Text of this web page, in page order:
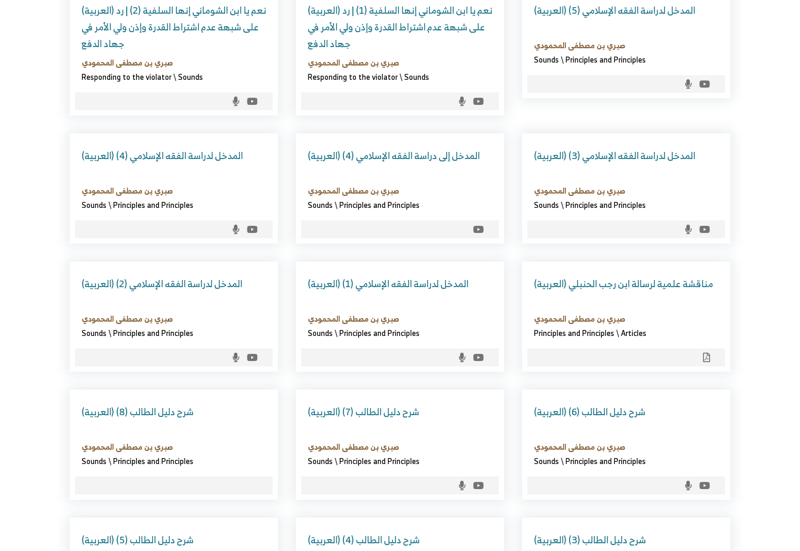
(العربية) نعم يا ابن الشوماني إنها السلفية (2) | رد
على شبهة عدم اشتراط القدرة وإذن ولي الأمر في
جهاد الدفع
صبري بن مصطفى المحمودي
Responding to the violator\Sounds
(العربية) نعم يا ابن الشوماني إنها السلفية (1) | رد
على شبهة عدم اشتراط القدرة وإذن ولي الأمر في
جهاد الدفع
صبري بن مصطفى المحمودي
Responding to the violator\Sounds
(العربية) المدخل لدراسة الفقه الإسلامي (5)
صبري بن مصطفى المحمودي
Sounds\Principles and Principles
(العربية) المدخل لدراسة الفقه الإسلامي (4)
صبري بن مصطفى المحمودي
Sounds\Principles and Principles
(العربية) المدخل إلى دراسة الفقه الإسلامي (4)
صبري بن مصطفى المحمودي
Sounds\Principles and Principles
(العربية) المدخل لدراسة الفقه الإسلامي (3)
صبري بن مصطفى المحمودي
Sounds\Principles and Principles
(العربية) المدخل لدراسة الفقه الإسلامي (2)
صبري بن مصطفى المحمودي
Sounds\Principles and Principles
(العربية) المدخل لدراسة الفقه الإسلامي (1)
صبري بن مصطفى المحمودي
Sounds\Principles and Principles
(العربية) مناقشة علمية لرسالة ابن رجب الحنبلي
صبري بن مصطفى المحمودي
Principles and Principles\Articles
(العربية) شرح دليل الطالب (8)
صبري بن مصطفى المحمودي
Sounds\Principles and Principles
(العربية) شرح دليل الطالب (7)
صبري بن مصطفى المحمودي
Sounds\Principles and Principles
(العربية) شرح دليل الطالب (6)
صبري بن مصطفى المحمودي
Sounds\Principles and Principles
(العربية) شرح دليل الطالب (5) (العربية) شرح دليل الطالب (4) (العربية) شرح دليل الطالب (3)